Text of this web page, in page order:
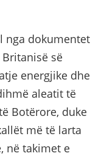
nga dokumentet
së
energjike dhe
aleatit të
Botërore, duke
më të larta
në takimet e